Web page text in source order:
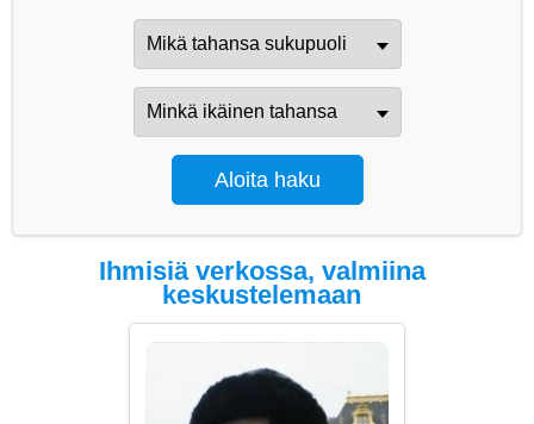
Ihmisiä verkossa, valmiina
keskustelemaan